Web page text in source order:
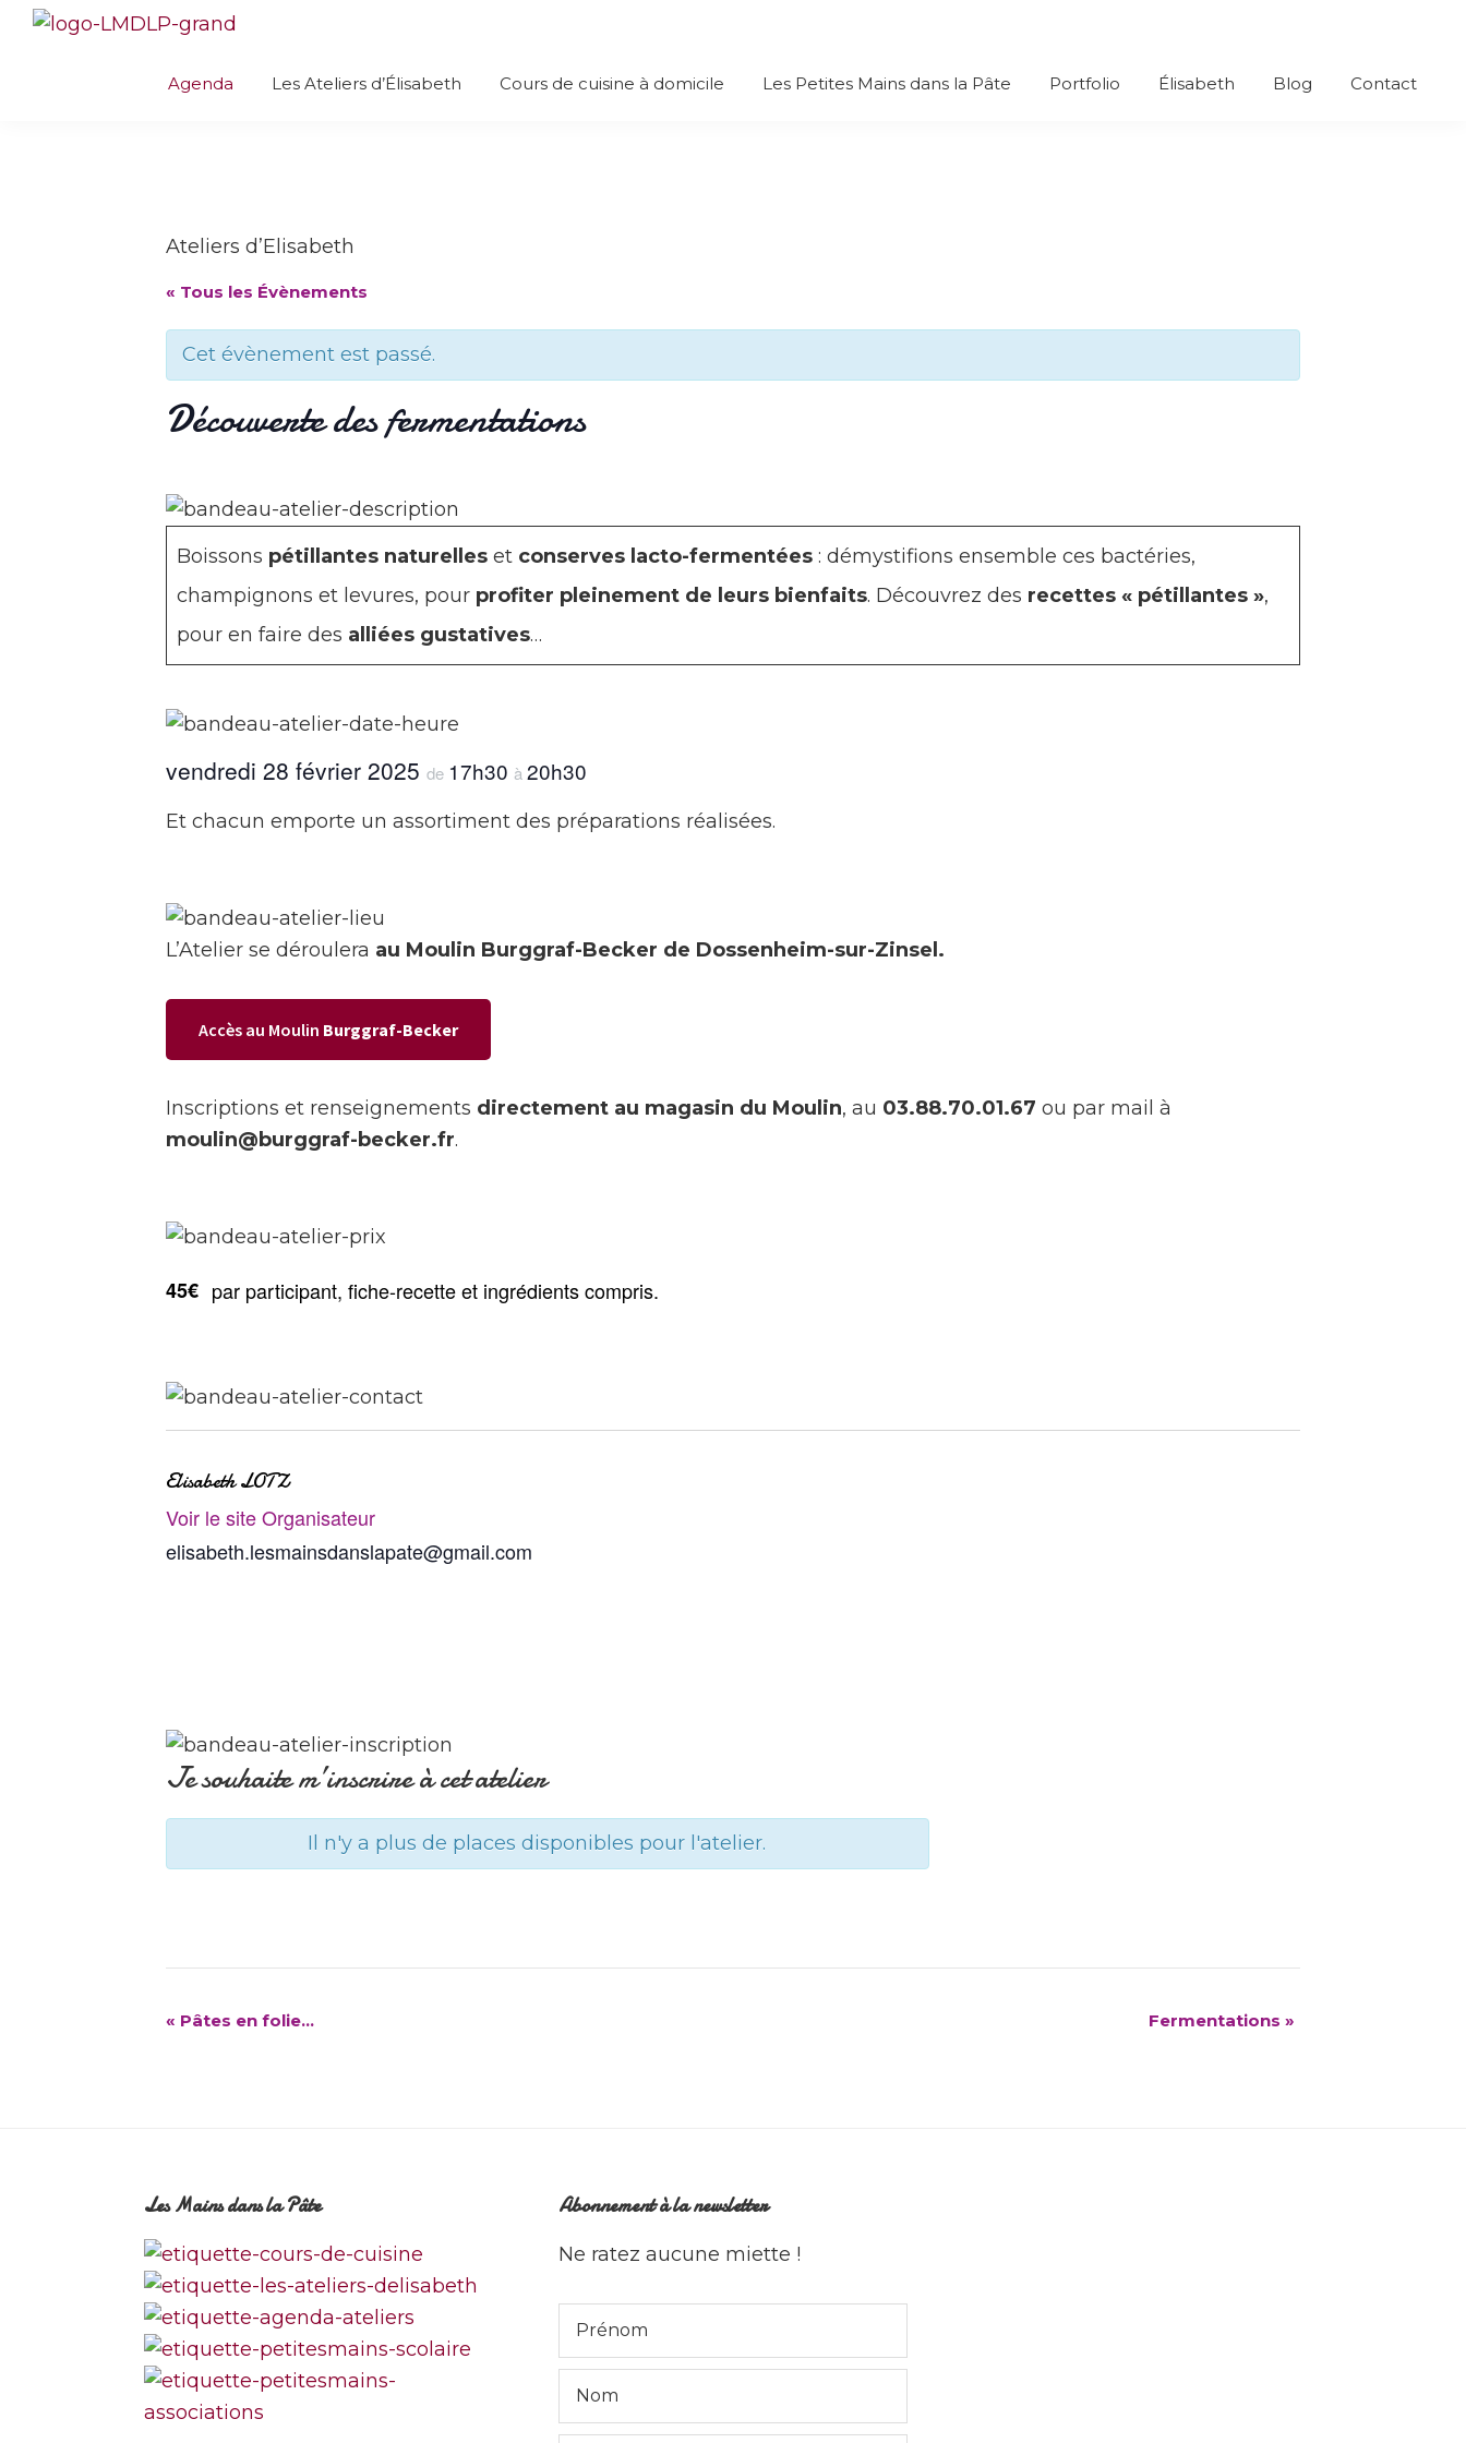
Skip
Skip
Skip
Skip
Agenda Les Ateliers d’Élisabeth Cours de cuisine à domicile Les Petites Mains dans la Pâte Portfolio Élisabeth Blog Contact
Ateliers d’Elisabeth
« Tous les Évènements
Cet évènement est passé.
Découverte des fermentations
Boissons pétillantes naturelles et conserves lacto-fermentées : démystifions ensemble ces bactéries,
champignons et levures, pour profiter pleinement de leurs bienfaits. Découvrez des recettes « pétillantes »,
pour en faire des alliées gustatives…
vendredi 28 février 2025 de 17h30 à 20h30
Et chacun emporte un assortiment des préparations réalisées.
L’Atelier se déroulera au Moulin Burggraf-Becker de Dossenheim-sur-Zinsel.
Accès au Moulin Burggraf-Becker
Inscriptions et renseignements directement au magasin du Moulin, au 03.88.70.01.67 ou par mail à
moulin@burggraf-becker.fr.
45€ par participant, fiche-recette et ingrédients compris.
Elisabeth LOTZ
Voir le site Organisateur
elisabeth.lesmainsdanslapate@gmail.com
Je souhaite m’inscrire à cet atelier
Il n'y a plus de places disponibles pour l'atelier.
N
t
o
n
É
v
è
n
« Pâtes en folie… Fermentations »
Les Mains dans la Pâte Abonnement à la newsletter
Ne ratez aucune miette !